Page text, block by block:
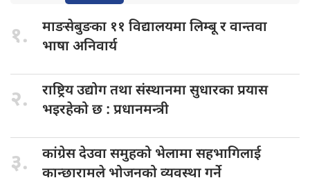
१. माङसेबुङका ११ विद्यालयमा लिम्बू र वान्तवा
भाषा अनिवार्य
२. राष्ट्रिय उद्योगतथा संस्थानमा सुधारका प्रयास
भइरहेको छ : प्रधानमन्त्री
३. कांग्रेस देउवासमुहको भेलामा सहभागिलाई
कान्छारामले भोजनको व्यवस्था गर्ने